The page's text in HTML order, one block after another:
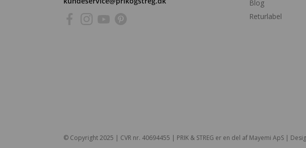
Blog
Returlabel
© Copyright 2025 | CVR nr. 40694455 | PRIK & STREG er en del af Mayemi ApS |